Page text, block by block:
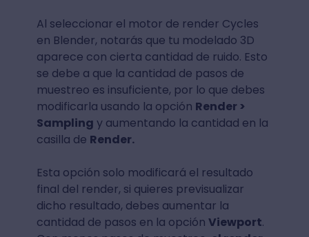
Al seleccionar el motor de render Cycles
en Blender, notarás que tu modelado 3D
aparece con cierta cantidad de ruido. Esto
se debe a que la cantidad de pasos de
muestreo es insuficiente, por lo que debes
modificarla usando la opción Render >
Sampling y aumentando la cantidad en la
casilla de Render.
Esta opción solo modificará el resultado
final del render, si quieres previsualizar
dicho resultado, debes aumentar la
cantidad de pasos en la opción Viewport.